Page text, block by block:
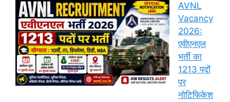
AVNL
Vacancy
2026:
एवीएनएल
भर्ती का
1213 पदों
पर
नोटिफिकेश